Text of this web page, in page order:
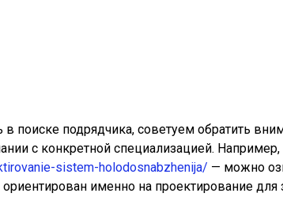
в поиске подрядчика, советуем обратить
с конкретной специализацией.
sistem-holodosnabzhenija/ — можно
именно на проектирование для